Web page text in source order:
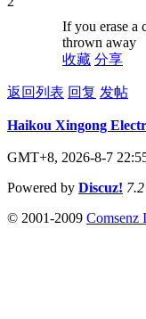
If you erase a
thrown away
收藏 分享
返回列表 回复 发帖
Haikou Xingong
GMT+8, 2026-8-7
Powered by Discuz! 7.2
© 2001-2009 Comsenz